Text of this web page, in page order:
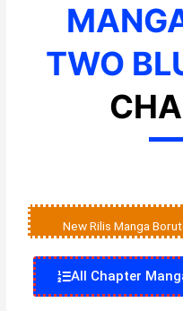
TWO
New Rilis Manga
All Chapter